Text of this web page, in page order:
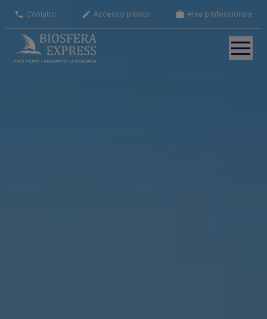
Contatto Accesso privato Area professionale